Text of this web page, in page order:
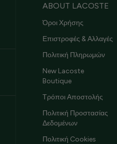
ABOUT LACOSTE
Όροι Χρήσης
Επιστροφές & Αλλαγές
Πολιτική Πληρωμών
New Lacoste
Boutique
Τρόποι Αποστολής
Πολιτική Προστασίας
Δεδομένων
Πολιτική Cookies